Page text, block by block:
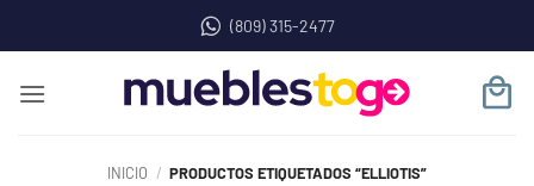
(809) 315-2477
INICIO / PRODUCTOS ETIQUETADOS “ELLIOTIS”